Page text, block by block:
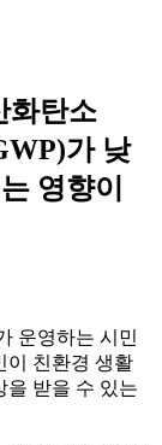
화탄소
가 낮
영향이
운영하는 시민
이 친환경 생활
을 받을 수 있는